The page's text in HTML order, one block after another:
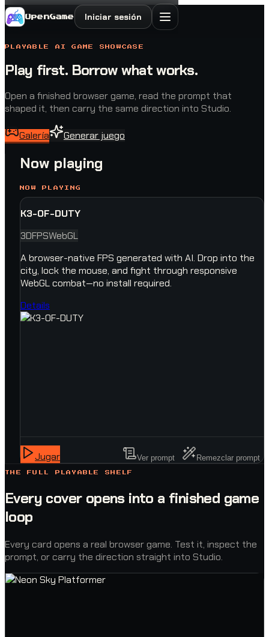
OpenGame Iniciar sesión
PLAYABLE AI GAME SHOWCASE
Play first. Borrow what works.
Open a finished browser game, read the prompt that
shaped it, then carry the same direction into Studio.
Galería Generar juego
Now playing
NOW PLAYING
K3-OF-DUTY
3DFPSWebGL
A browser-native FPS generated with AI. Drop into the
city, lock the mouse, and fight through responsive
WebGL combat—no install required.
Details
Jugar Ver prompt Remezclar prompt
THE FULL PLAYABLE SHELF
Every cover opens into a finished game
loop
Every card opens a real browser game. Test it, inspect the
prompt, or carry the direction straight into Studio.